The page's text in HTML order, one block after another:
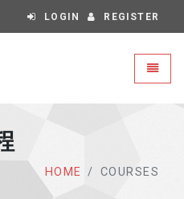
LOGIN REGISTER
Universal - go to homepage
HOME COURSES